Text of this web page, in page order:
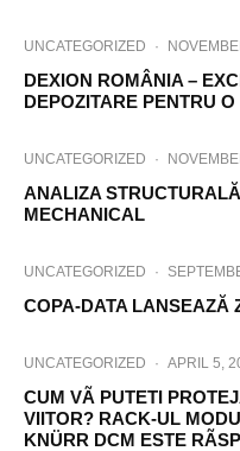
UNCATEGORIZED ·
DEXION ROMÂNIA –
DEPOZITARE PENTRU
UNCATEGORIZED ·
ANALIZA
MECHANICAL
UNCATEGORIZED ·
COPA-DATA LANSEAZĂ
UNCATEGORIZED · APRIL 5,
CUM VÃ PUTETI
VIITOR? RACK-UL
KNÜRR DCM ESTE